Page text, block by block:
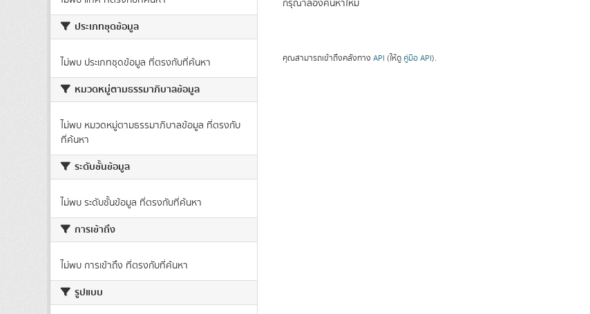
ประเภทชุดข้อมูล
ไม่พบ ประเภทชุดข้อมูล ที่ตรงกับที่ค้นหา
หมวดหมู่ตามธรรมาภิบาลข้อมูล
ไม่พบ หมวดหมู่ตามธรรมาภิบาลข้อมูล ที่ตรงกับ
ที่ค้นหา
ระดับชั้นข้อมูล
ไม่พบ ระดับชั้นข้อมูล ที่ตรงกับที่ค้นหา
การเข้าถึง
ไม่พบ การเข้าถึง ที่ตรงกับที่ค้นหา
รูปแบบ
กรุณาลองค้นหาใหม่
คุณสามารถเข้าถึงคลังทาง API (ให้ดู คู่มือ API).